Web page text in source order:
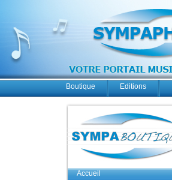
Boutique Editions
Accueil